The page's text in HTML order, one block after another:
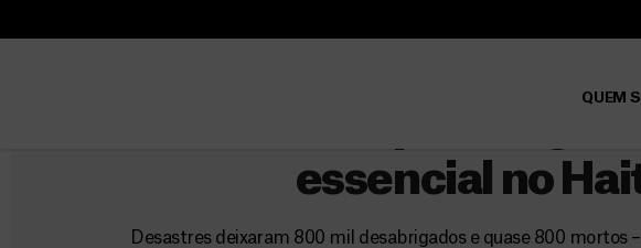
QUEM
a
essencial no
Desastres deixaram 800 mil desabrigados e quase 800 mortos
r